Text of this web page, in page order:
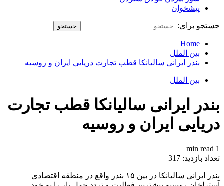
پیشخوان
جستجو برای:
Home
بین الملل
بندر ایرانی سالیانکا قطب تجارت دریایی ایران و روسیه
بین الملل
بندر ایرانی سالیانکا قطب تجارت
دریایی ایران و روسیه
1 min read
تعداد بازدید: 317
بندر ایرانی سالیانکا در بین ۱۵ بندر واقع در منطقه اقتصادی